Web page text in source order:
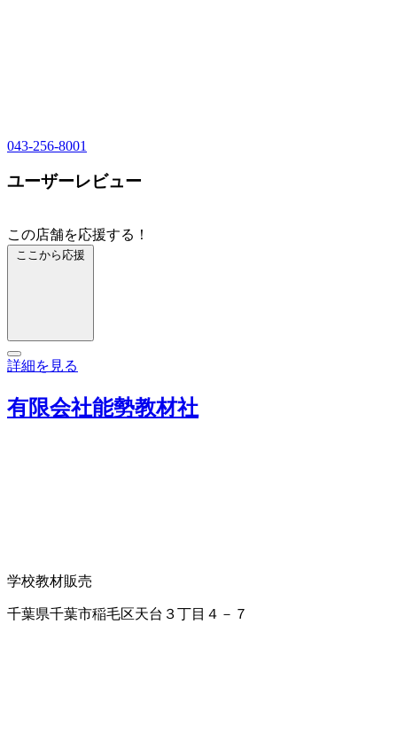
043-256-8001
ユーザーレビュー
この店舗を応援する！
ここから応援
詳細を見る
有限会社能勢教材社
学校教材販売
千葉県千葉市稲毛区天台３丁目４－７